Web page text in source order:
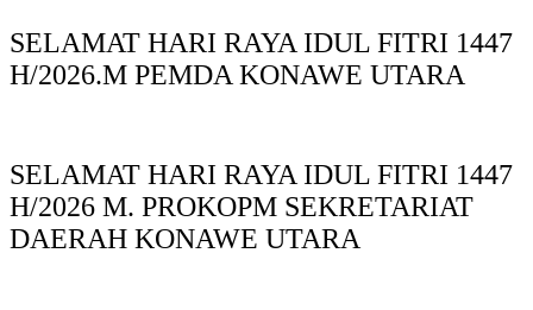
SELAMAT HARI RAYA IDUL FITRI 1447
H/2026.M PEMDA KONAWE UTARA
SELAMAT HARI RAYA IDUL FITRI 1447
H/2026 M. PROKOPM SEKRETARIAT
DAERAH KONAWE UTARA